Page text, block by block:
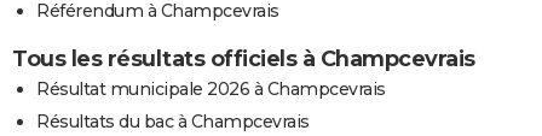
Référendum à Champcevrais
Tous les résultats officiels à Champcevrais
Résultat municipale 2026 à Champcevrais
Résultats du bac à Champcevrais